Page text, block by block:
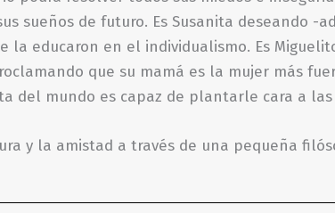
sueños de futuro. Es Susanita deseando -
la educaron en el individualismo. Es
que su mamá es la mujer más
del mundo es capaz de plantarle cara a las
y la amistad a través de una pequeña